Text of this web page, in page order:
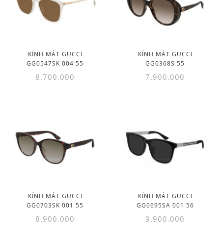
KÍNH MÁT GUCCI
GG0547SK 004 55
8.700.000
KÍNH MÁT GUCCI
GG0368S 55
7.900.000
KÍNH MÁT GUCCI
GG0703SK 001 55
8.900.000
KÍNH MÁT GUCCI
GG0695SA 001 56
9.900.000